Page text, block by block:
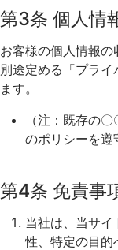
第3条 個人情
お客様の個人情報
別途定める「プラ
ます。
（注：既存の〇
のポリシーを遵
第4条 免責事
当社は、当サ
性、特定の目的